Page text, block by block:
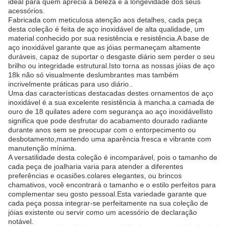
acessórios.
Fabricada com meticulosa atenção aos detalhes, cada peça
desta coleção é feita de aço inoxidável de alta qualidade, um
material conhecido por sua resistência e resistência.A base de
aço inoxidável garante que as jóias permaneçam altamente
duráveis, capaz de suportar o desgaste diário sem perder o seu
brilho ou integridade estrutural.Isto torna as nossas jóias de aço
18k não só visualmente deslumbrantes mas também
incrivelmente práticas para uso diário..
Uma das características destacadas destes ornamentos de aço
inoxidável é a sua excelente resistência à mancha.a camada de
ouro de 18 quilates adere com segurança ao aço inoxidávelIsto
significa que pode desfrutar do acabamento dourado radiante
durante anos sem se preocupar com o entorpecimento ou
desbotamento,mantendo uma aparência fresca e vibrante com
manutenção mínima.
A versatilidade desta coleção é incomparável, pois o tamanho de
cada peça de joalharia varia para atender a diferentes
preferências e ocasiões.colares elegantes, ou brincos
chamativos, você encontrará o tamanho e o estilo perfeitos para
complementar seu gosto pessoal.Esta variedade garante que
cada peça possa integrar-se perfeitamente na sua coleção de
jóias existente ou servir como um acessório de declaração
notável.